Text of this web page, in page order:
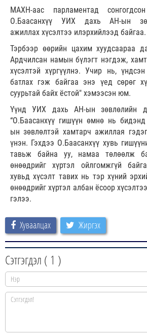
МАХН-аас парламентад
О.Баасанхүү УИХ дахь АН-ын
ажиллах хүсэлтээ илэрхийлээд байгаа.
Тэрбээр өөрийн цахим хуудсаараа
Ардчилсан намын бүлэгт нэгдэж,
хүсэлтэй хүргүүлнэ. Учир нь,
батлах гэж байгаа энэ үед сөрөг
суурьтай байх ёстой" хэмээсэн юм.
Үүнд УИХ дахь АН-ын зөвлөлийн
“О.Баасанхүү гишүүн өмнө нь
ын зөвлөлтэй хамтарч ажиллая
үнэн. Гэхдээ О.Баасанхүү хувь
тавьж байна уу, намаа төлөөлж
өнөөдрийг хүртэл ойлгомжгүй
хувьд хүсэлт тавих нь тэр хүний
өнөөдрийг хүртэл албан ёсоор
гэлээ.
Хуваалцах Жиргэх
Сэтгэгдэл ( 1 )